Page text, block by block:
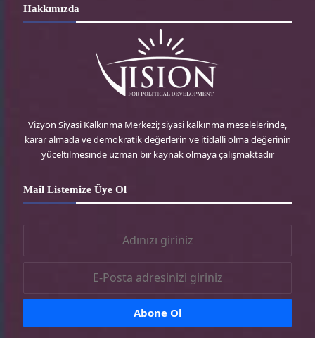
P
r
s
t
a
g
a
-
t
e
-
r
k
t
Hakkımızda
Vizyon Siyasi Kalkınma Merkezi; siyasi kalkınma meselelerinde,
karar almada ve demokratik değerlerin ve itidalli olma değerinin
yüceltilmesinde uzman bir kaynak olmaya çalışmaktadır
Mail Listemize Üye Ol